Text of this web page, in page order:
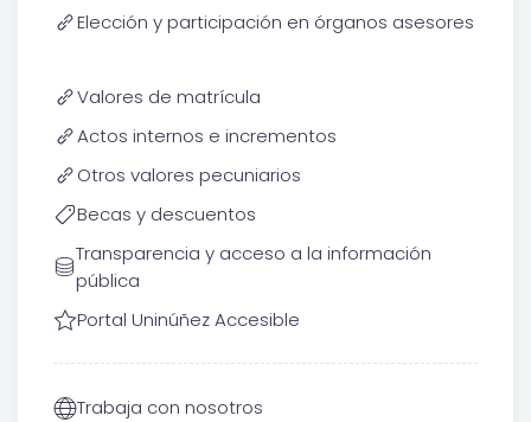
Elección y participación en órganos asesores
Valores de matrícula
Actos internos e incrementos
Otros valores pecuniarios
Becas y descuentos
Transparencia y acceso a la información
pública
Portal Uninúñez Accesible
Trabaja con nosotros